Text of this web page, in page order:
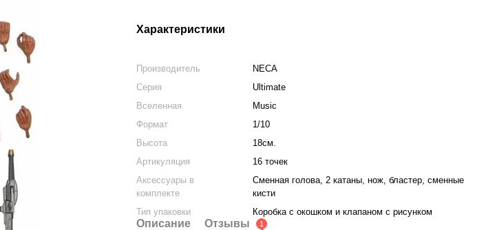
Характеристики
Производитель
NECA
Серия
Ultimate
Вселенная
Music
Формат
1/10
Высота
18см.
Артикуляция
16 точек
Аксессуары в
комплекте
Сменная голова, 2 катаны, нож, бластер, сменные
кисти
Тип упаковки
Коробка с окошком и клапаном с рисунком
Описание Отзывы 1